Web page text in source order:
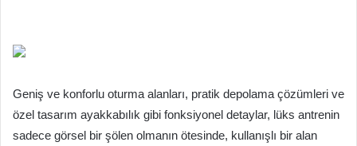
Geniş ve konforlu oturma alanları, pratik depolama çözümleri ve
özel tasarım ayakkabılık gibi fonksiyonel detaylar, lüks antrenin
sadece görsel bir şölen olmanın ötesinde, kullanışlı bir alan